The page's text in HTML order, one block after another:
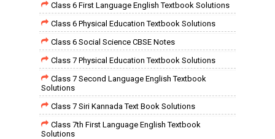
Class 6 First Language English Textbook Solutions
Class 6 Physical Education Textbook Solutions
Class 6 Social Science CBSE Notes
Class 7 Physical Education Textbook Solutions
Class 7 Second Language English Textbook
Solutions
Class 7 Siri Kannada Text Book Solutions
Class 7th First Language English Textbook
Solutions